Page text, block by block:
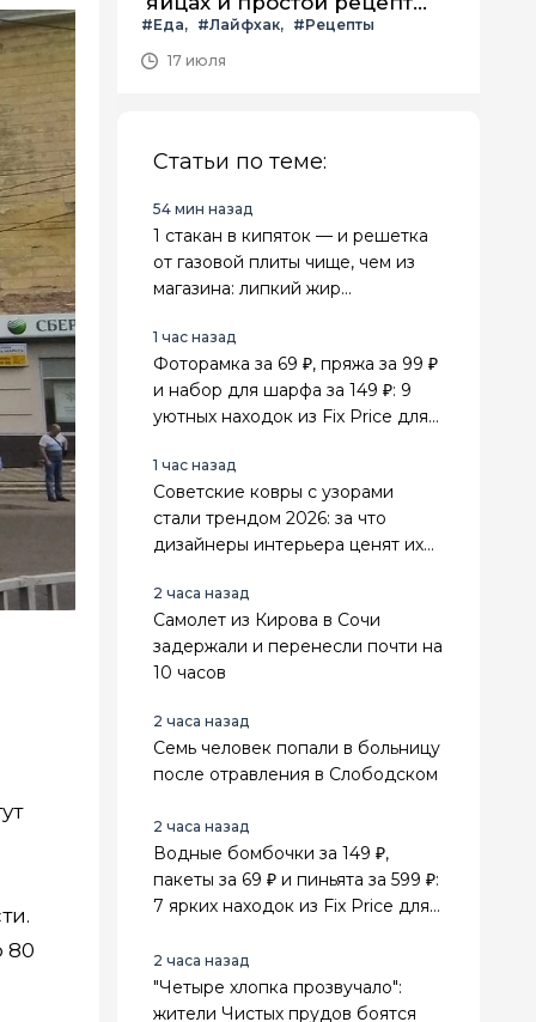
80
летнего салата с ним
#Еда #Лайфхак
#Рецепты
17 июля
Статьи по теме:
54 мин назад
1 стакан в кипяток — и решетка
от газовой плиты чище, чем из
магазина: липкий жир
1 час назад
Фоторамка за 69 ₽, пряжа за 99 ₽
и набор для шарфа за 149 ₽: 9
уютных находок из Fix Price для
1 час назад
Советские ковры с узорами
стали трендом 2026: за что
дизайнеры интерьера ценят их
2 часа назад
Самолет из Кирова в Сочи
задержали и перенесли почти на
10 часов
2 часа назад
Семь человек попали в больницу
после отравления в Слободском
2 часа назад
Водные бомбочки за 149 ₽,
пакеты за 69 ₽ и пиньята за 599 ₽:
7 ярких находок из Fix Price для
2 часа назад
"Четыре хлопка прозвучало":
жители Чистых прудов боятся